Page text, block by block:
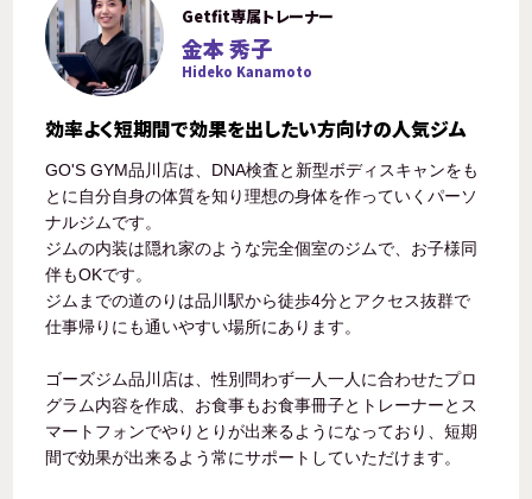
Getfit専属トレーナー
金本 秀子
Hideko Kanamoto
効率よく短期間で効果を出したい方向けの人気ジム
GO'S GYM品川店は、DNA検査と新型ボディスキャンをも
とに自分自身の体質を知り理想の身体を作っていくパーソ
ナルジムです。
ジムの内装は隠れ家のような完全個室のジムで、お子様同
伴もOKです。
ジムまでの道のりは品川駅から徒歩4分とアクセス抜群で
仕事帰りにも通いやすい場所にあります。
ゴーズジム品川店は、性別問わず一人一人に合わせたプロ
グラム内容を作成、お食事もお食事冊子とトレーナーとス
マートフォンでやりとりが出来るようになっており、短期
間で効果が出来るよう常にサポートしていただけます。